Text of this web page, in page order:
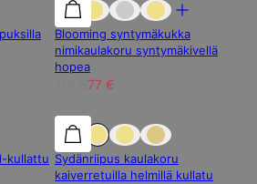
Blooming syntymäkukka
nimikaulakoru syntymäkivellä
hopea
77 €
30% alennus
kullattu
30% alennus
Sydänriipus kaulakoru
kaiverretuilla helmillä kullatu